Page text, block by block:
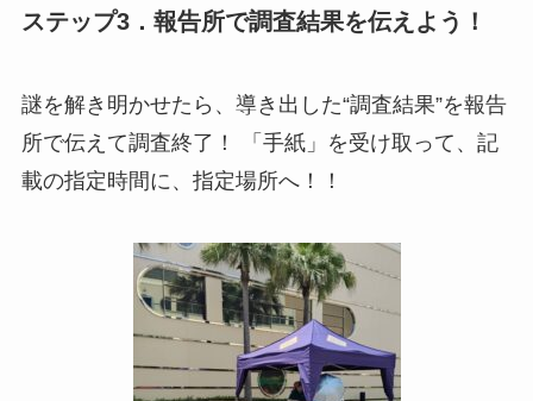
ステップ3．報告所で調査結果を伝えよう！
謎を解き明かせたら、導き出した“調査結果”を報告
所で伝えて調査終了！ 「手紙」を受け取って、記
載の指定時間に、指定場所へ！！